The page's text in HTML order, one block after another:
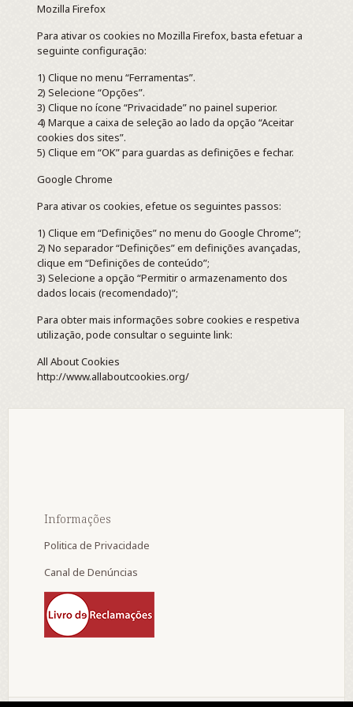
Mozilla Firefox
Para ativar os cookies no Mozilla Firefox, basta efetuar a
seguinte configuração:
1) Clique no menu “Ferramentas”.
2) Selecione “Opções”.
3) Clique no ícone “Privacidade” no painel superior.
4) Marque a caixa de seleção ao lado da opção “Aceitar
cookies dos sites”.
5) Clique em “OK” para guardas as definições e fechar.
Google Chrome
Para ativar os cookies, efetue os seguintes passos:
1) Clique em “Definições” no menu do Google Chrome”;
2) No separador “Definições” em definições avançadas,
clique em “Definições de conteúdo”;
3) Selecione a opção “Permitir o armazenamento dos
dados locais (recomendado)”;
Para obter mais informações sobre cookies e respetiva
utilização, pode consultar o seguinte link:
All About Cookies
http://www.allaboutcookies.org/
Informações
Politica de Privacidade
Canal de Denúncias